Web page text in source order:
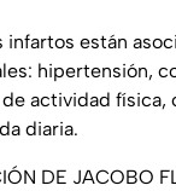
infartos están
hipertensión,
actividad física,
diaria.
DE JACOBO